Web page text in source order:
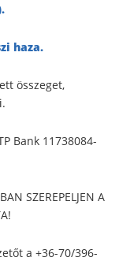
haza.
összeget,
Bank 11738084-
SZEREPELJEN A
a +36-70/396-